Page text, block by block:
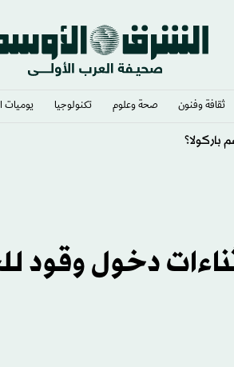
ثقافة وفنون صحة وعلوم تكنولوجيا يوميات
دخول وقود